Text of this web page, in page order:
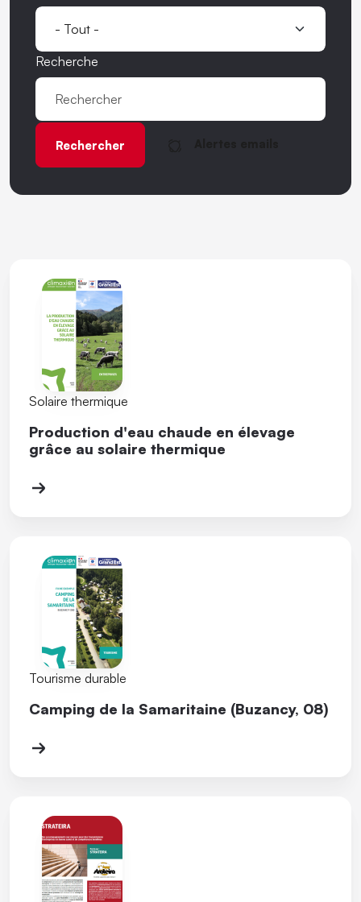
Recherche
Solaire thermique
Production d'eau chaude en élevage
grâce au solaire thermique
Tourisme durable
Camping de la Samaritaine (Buzancy, 08)